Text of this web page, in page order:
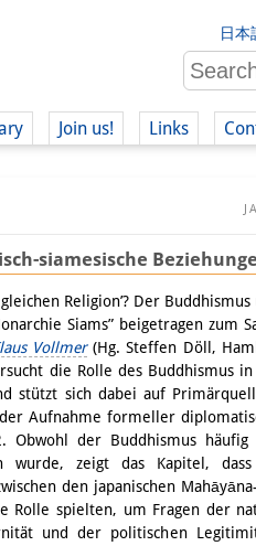
日本
Join us!
(German)
Links
siamesische
Religion’? Der
Siams” beigetragen zum
Vollmer(Hg. Steffen Döll,
die Rolle des Buddhismus
stützt sich dabei auf
Aufnahme formeller
der Buddhismus häufig
wurde, zeigt das Kapitel,
den japanischen
Rolle spielten, um Fragen der
und der politischen